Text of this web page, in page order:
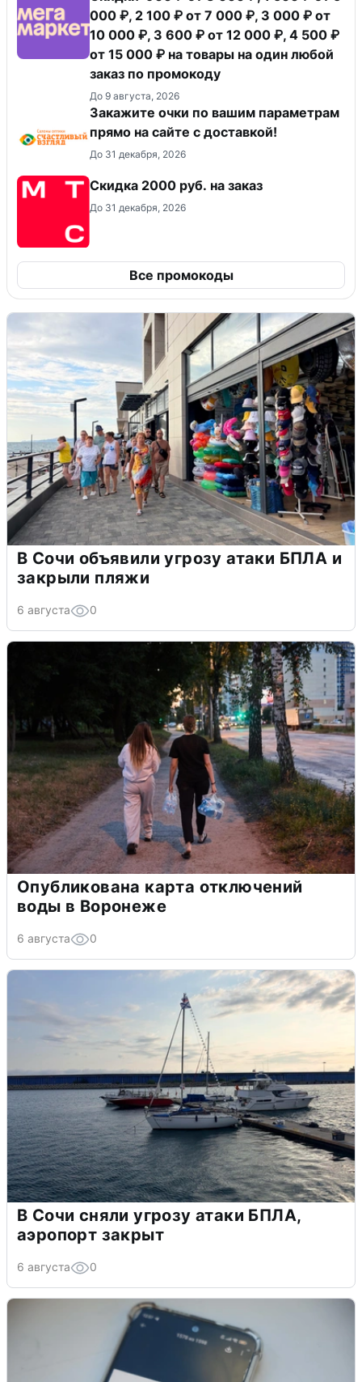
000 ₽, 2 100 ₽ от 7 000 ₽, 3 000 ₽ от
10 000 ₽, 3 600 ₽ от 12 000 ₽, 4 500 ₽
от 15 000 ₽ на товары на один любой
заказ по промокоду
До 9 августа, 2026
Закажите очки по вашим параметрам
прямо на сайте с доставкой!
До 31 декабря, 2026
Скидка 2000 руб. на заказ
До 31 декабря, 2026
Все промокоды
В Сочи объявили угрозу атаки БПЛА и
закрыли пляжи
6 августа 0
Опубликована карта отключений
воды в Воронеже
6 августа 0
В Сочи сняли угрозу атаки БПЛА,
аэропорт закрыт
6 августа 0